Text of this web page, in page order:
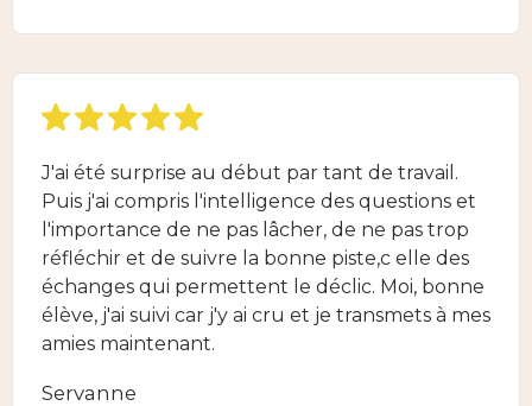
J'ai été surprise au début par tant de travail.
Puis j'ai compris l'intelligence des questions et
l'importance de ne pas lâcher, de ne pas trop
réfléchir et de suivre la bonne piste,c elle des
échanges qui permettent le déclic. Moi, bonne
élève, j'ai suivi car j'y ai cru et je transmets à mes
amies maintenant.
Servanne